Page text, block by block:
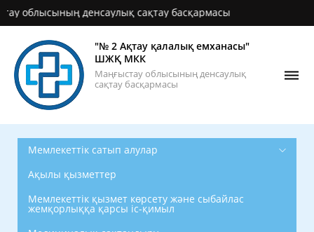
денсаулық сақтау басқармасы
"№ 2 Ақтау қалалық емханасы"
ШЖҚ МКК
Маңғыстау облысының денсаулық
сақтау басқармасы
Мемлекеттік сатып алулар
Ақылы қызметтер
Мемлекеттік қызмет көрсету және сыбайлас
жемқорлыққа қарсы іс-қимыл